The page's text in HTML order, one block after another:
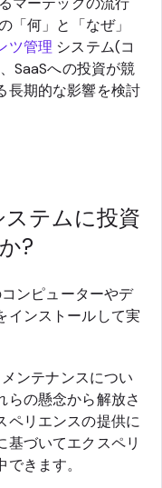
「何」と「なぜ」
ツ管理 システム(コ
SaaSへの投資が競
長期的な影響を検討
ステムに投資
?
ンピューターやデ
インストールして実
ンテナンスについ
らの懸念から解放さ
ペリエンスの提供に
基づいてエクスペリ
きます。